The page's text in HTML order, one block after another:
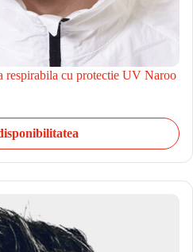
respirabila cu protectie UV Naroo